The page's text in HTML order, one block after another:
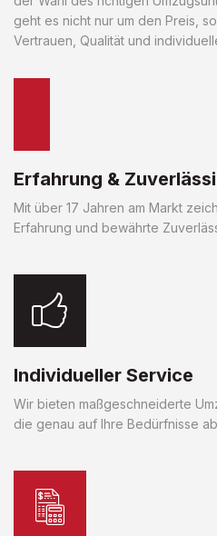
geht es nicht nur um den Preis,
Vertrauen, Qualität und
Erfahrung &
Mit über 17 Jahren am Markt
Erfahrung und bewährte
Individueller Service
Wir bieten maßgeschneiderte
die genau auf Ihre Bedürfnisse